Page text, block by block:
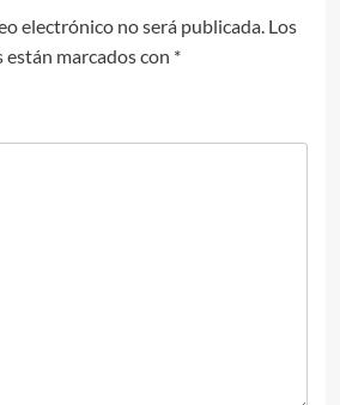
electrónico no será publicada. Los
marcados con *